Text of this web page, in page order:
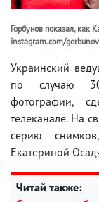
Горбунов показал, как
instagram.com/
Украинский
по случаю
фотографии,
телеканале. На
серию
Екатериной
Читай также: